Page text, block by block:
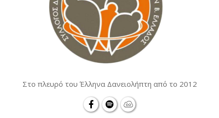
Στο πλευρό του Έλληνα Δανειολήπτη από το 2012